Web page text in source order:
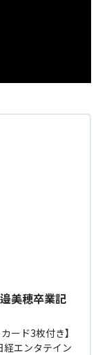
美穂卒業記
ード3枚付き】
エンタテイン